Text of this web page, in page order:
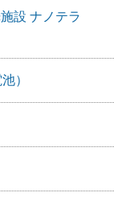
設 ナノテラ
）